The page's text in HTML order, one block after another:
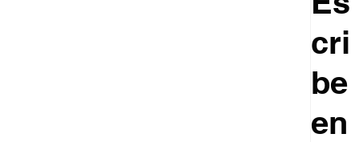
cri
be
en